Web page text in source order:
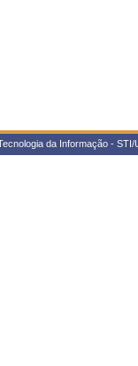
da Informação -